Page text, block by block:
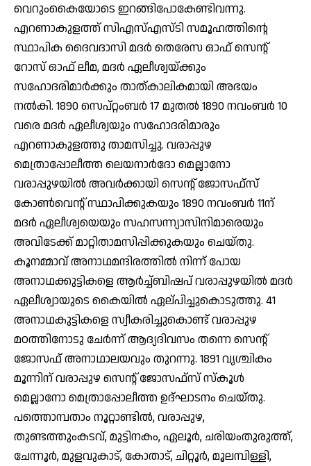
വെറുംകൈയോടെ ഇറങ്ങിപോകേണ്ടിവന്നു.
എറണാകുളത്ത് സിഎസ്എസ്ടി സമൂഹത്തിന്റെ
സ്ഥാപിക ദൈവദാസി മദര്‍ തെരേസ ഓഫ് സെന്റ്
റോസ് ഓഫ് ലീമ, മദര്‍ ഏലീശ്വയ്ക്കും
സഹോദരിമാര്‍ക്കും താത്കാലികമായി അഭയം
നല്‍കി. 1890 സെപ്റ്റംബര്‍ 17 മുതല്‍ 1890 നവംബര്‍ 10
വരെ മദര്‍ ഏലീശ്വയും സഹോദരിമാരും
എറണാകുളത്തു താമസിച്ചു. വരാപ്പുഴ
മെത്രാപ്പോലീത്ത ലെയനാര്‍ദോ മെല്ലാനോ
വരാപ്പുഴയില്‍ അവര്‍ക്കായി സെന്റ് ജോസഫ്‌സ്
കോണ്‍വെന്റ് സ്ഥാപിക്കുകയും 1890 നവംബര്‍ 11ന്
മദര്‍ ഏലീശ്വയെയും സഹസന്ന്യാസിനിമാരെയും
അവിടേക്ക് മാറ്റിതാമസിപ്പിക്കുകയും ചെയ്തു.
കൂനമ്മാവ് അനാഥമന്ദിരത്തില്‍ നിന്ന് പോയ
അനാഥക്കുട്ടികളെ ആര്‍ച്ച്ബിഷപ് വരാപ്പുഴയില്‍ മദര്‍
ഏലീശ്വായുടെ കൈയില്‍ ഏല്പിച്ചുകൊടുത്തു. 41
അനാഥകുട്ടികളെ സ്വീകരിച്ചുകൊണ്ട് വരാപ്പുഴ
മഠത്തിനോടു ചേര്‍ന്ന് ആദ്യദിവസം തന്നെ സെന്റ്
ജോസഫ് അനാഥാലയവും തുറന്നു. 1891 വൃശ്ചികം
മൂന്നിന് വരാപ്പുഴ സെന്റ് ജോസഫ്‌സ് സ്‌കൂള്‍
മെല്ലാനോ മെത്രാപ്പോലീത്ത ഉദ്ഘാടനം ചെയ്തു.
പത്തൊമ്പതാം നൂറ്റാണ്ടില്‍, വരാപ്പുഴ,
തുണ്ടത്തുംകടവ്, മുട്ടിനകം, ഏലൂര്‍, ചരിയംതുരുത്ത്,
ചേന്നൂര്‍, മുളവുകാട്, കോതാട്, ചിറ്റൂര്‍, മൂലമ്പിള്ളി,